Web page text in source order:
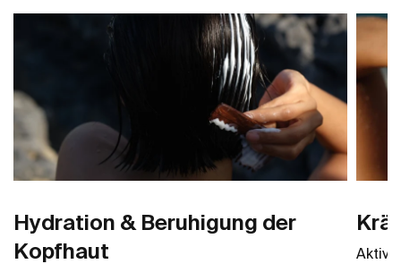
Hydration & Beruhigung der
Kopfhaut